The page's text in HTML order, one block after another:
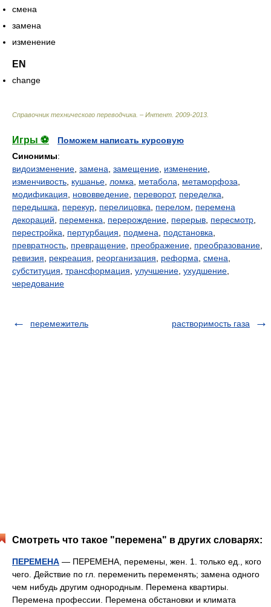
смена
замена
изменение
EN
change
Справочник технического переводчика. – Интент 2009-2013
Игры ⚽
Поможем написать курсовую
Синонимы:
видоизменение замена замещение изменение
изменчивость кушанье ломка метабола метаморфоза
модификация
нововведение переворот, переделка
передышка
перекур перелицовка перелом
перемена
декораций
переменка перерождение перерыв пересмотр
перестройка
пертурбация подмена подстановка
превратность превращение преображение преобразование
ревизия
рекреация реорганизация реформа смена
субституция трансформация улучшение ухудшение
чередование
перемежитель растворимость газа
Смотреть что такое "перемена" в других словарях:
ПЕРЕМЕНА — ПЕРЕМЕНА, перемены, жен. 1. только ед., кого
чего. Действие по гл. переменить переменять; замена одного
чем нибудь другим однородным. Перемена квартиры.
Перемена профессии. Перемена обстановки и климата